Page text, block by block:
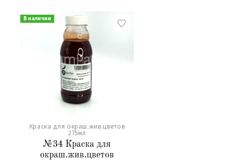
В наличии
Краска для окраш.жив.цветов
275мл
№34 Краска для
окраш.жив.цветов